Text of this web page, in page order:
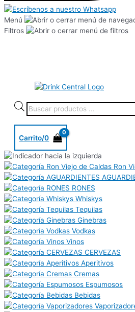
Menú
Filtros
Carrito/0
Ron
RONES
Whiskys
Tequilas
Ginebras
Vodkas
Vinos
CERVEZAS
Aperitivos
Cremas
Espumosos
Bebidas